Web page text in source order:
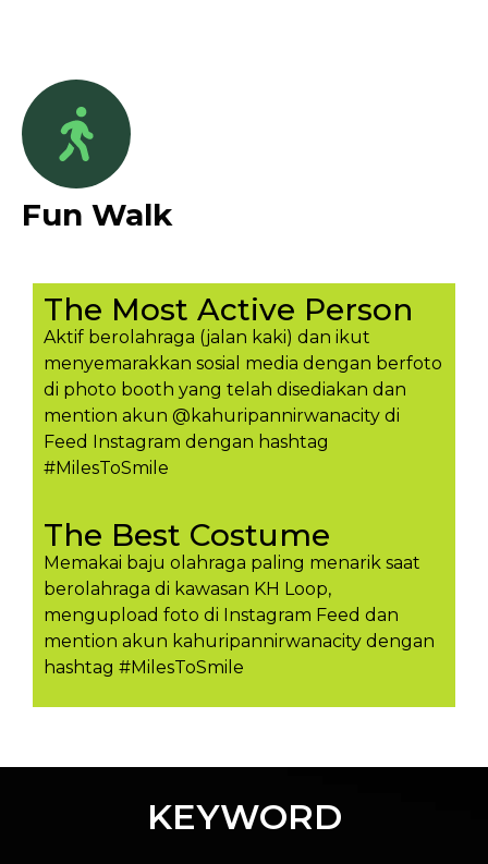
Fun Walk
The Most Active Person
Aktif berolahraga (jalan kaki) dan ikut
menyemarakkan sosial media dengan berfoto
di photo booth yang telah disediakan dan
mention akun @kahuripannirwanacity di
Feed Instagram dengan hashtag
#MilesToSmile
The Best Costume
Memakai baju olahraga paling menarik saat
berolahraga di kawasan KH Loop,
mengupload foto di Instagram Feed dan
mention akun kahuripannirwanacity dengan
hashtag #MilesToSmil​e
KEYWORD